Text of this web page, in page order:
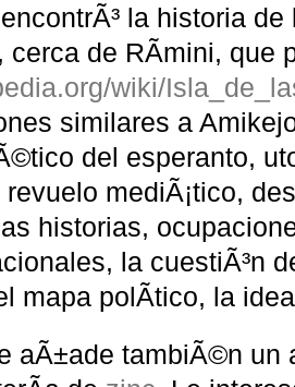
la historia
cerca de RÃ­mini, que
wiki/
similares a
del esperanto,
mediÃ¡tico,
historias,
la cuestiÃ³n
mapa polÃ­tico, la
aÃ±ade tambiÃ©n un